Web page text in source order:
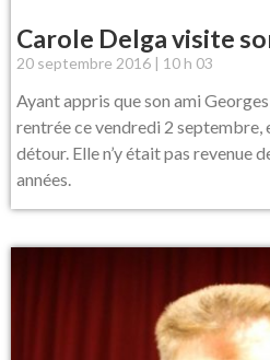
Carole Delga visite
20 septembre 2016 10 h 03
Ayant appris que son ami
rentrée ce vendredi 2 septembre,
détour. Elle n’y était pas revenue
années.